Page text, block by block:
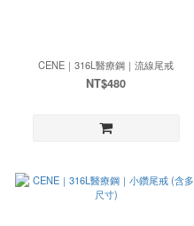
CENE｜316L醫療鋼｜流線尾戒
NT$480